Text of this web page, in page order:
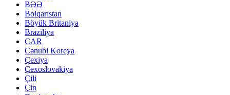
BƏƏ
Bolqarıstan
Böyük Britaniya
Braziliya
CAR
Cənubi Koreya
Çexiya
Çexoslovakiya
Çili
Çin